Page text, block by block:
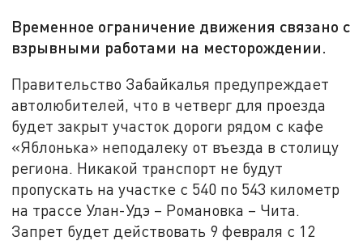
Временное ограничение движения связано с
взрывными работами на месторождении.
Правительство Забайкалья предупреждает
автолюбителей, что в четверг для проезда
будет закрыт участок дороги рядом с кафе
«Яблонька» неподалеку от въезда в столицу
региона. Никакой транспорт не будут
пропускать на участке с 540 по 543 километр
на трассе Улан-Удэ – Романовка – Чита.
Запрет будет действовать 9 февраля с 12